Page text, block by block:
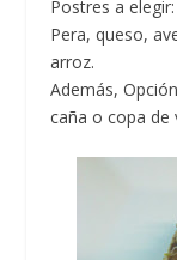
Postres a elegir:
Pera, queso,
arroz.
Además,
caña o copa